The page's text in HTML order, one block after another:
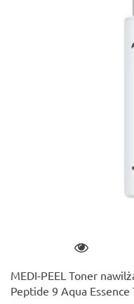
MEDI-PEEL Toner
Peptide 9 Aqua Essence